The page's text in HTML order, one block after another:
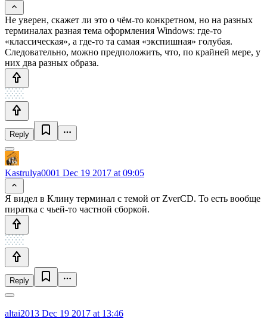
Не уверен, скажет ли это о чём-то конкретном, но на разных
терминалах разная тема оформления Windows: где-то
«классическая», а где-то та самая «экспишная» голубая.
Следовательно, можно предположить, что, по крайней мере, у
них два разных образа.
Reply
Kastrulya0001 Dec 19 2017 at 09:05
Я видел в Клину терминал с темой от ZverCD. То есть вообще
пиратка с чьей-то частной сборкой.
Reply
altai2013 Dec 19 2017 at 13:46